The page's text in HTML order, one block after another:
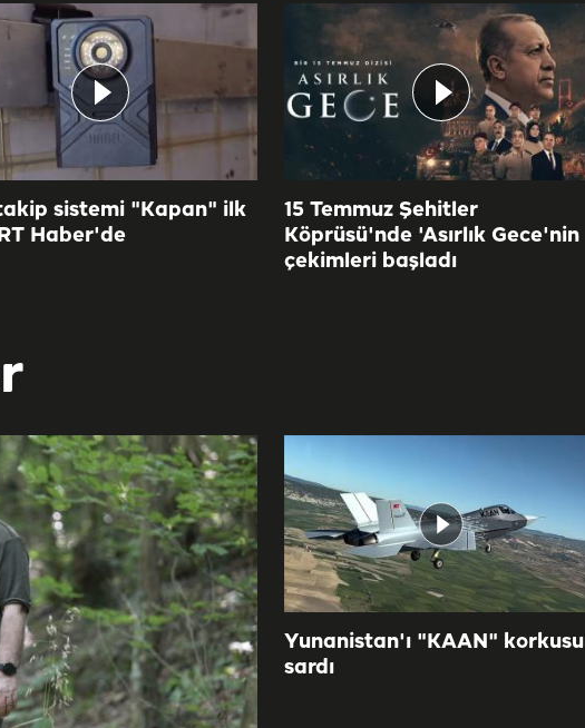
sistemi "Kapan" ilk
Haber'de
15 Temmuz Şehitler
Köprüsü'nde 'Asırlık Gece'nin
çekimleri başladı
Yunanistan'ı "KAAN" korkusu
sardı